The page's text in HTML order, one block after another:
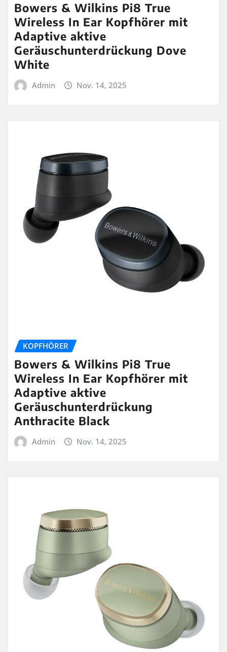
Bowers & Wilkins Pi8 True
Wireless In Ear Kopfhörer mit
Adaptive aktive
Geräuschunterdrückung Dove
White
Admin Nov. 14, 2025
KOPFHÖRER
Bowers & Wilkins Pi8 True
Wireless In Ear Kopfhörer mit
Adaptive aktive
Geräuschunterdrückung
Anthracite Black
Admin Nov. 14, 2025